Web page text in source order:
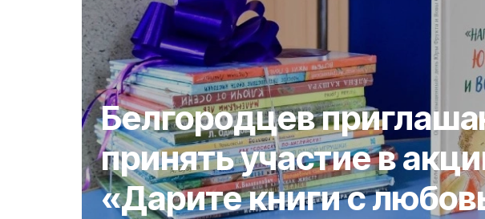
Белгородцев
принять участие в
«Дарите книги с